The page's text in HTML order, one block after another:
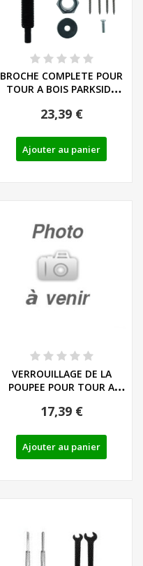
BROCHE COMPLETE POUR
TOUR A BOIS PARKSIDE
23,39 €
Ajouter au panier
VERROUILLAGE DE LA
POUPEE POUR TOUR A
17,39 €
Ajouter au panier